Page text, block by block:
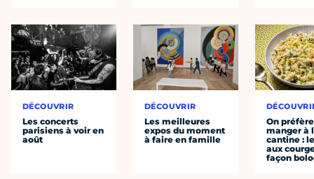
DÉCOUVRIR
Les concerts
parisiens à voir en
août
DÉCOUVRIR
Les meilleures
expos du moment
à faire en famille
On préfère
manger à
cantine :
aux
façon